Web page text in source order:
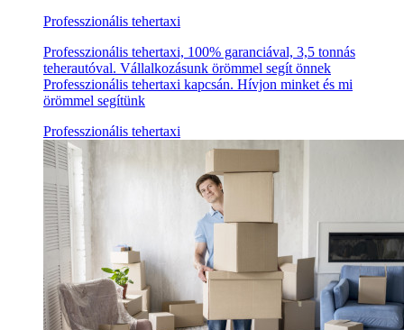
Professzionális tehertaxi
Professzionális tehertaxi, 100% garanciával, 3,5 tonnás
teherautóval. Vállalkozásunk örömmel segít önnek
Professzionális tehertaxi kapcsán. Hívjon minket és mi
örömmel segítünk
Professzionális tehertaxi